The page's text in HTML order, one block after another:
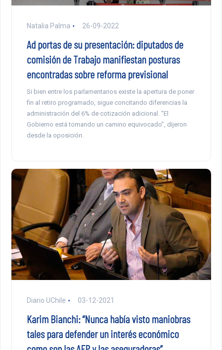
Natalia Palma 26-09-2022
Ad portas de su presentación: diputados de
comisión de Trabajo manifiestan posturas
encontradas sobre reforma previsional
Si bien entre los parlamentarios existe la apertura de poner
fin al retiro programado, sigue concitando diferencias la
administración del 6% de cotización adicional. “El
Gobierno está tomando un camino equivocado”, dijeron
desde la oposición.
Diario UChile 03-12-2021
Karim Bianchi: “Nunca había visto maniobras
tales para defender un interés económico